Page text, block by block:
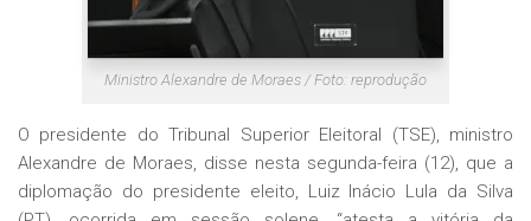
Ministro Alexandre de Moraes / Foto: reprodução
O presidente do Tribunal Superior Eleitoral (TSE), ministro
Alexandre de Moraes, disse nesta segunda-feira (12), que a
diplomação do presidente eleito, Luiz Inácio Lula da Silva